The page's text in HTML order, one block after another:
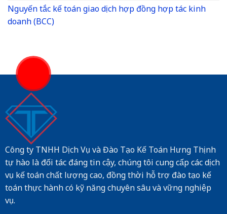
Nguyến tắc kế toán giao dịch hợp đồng hợp tác kinh
doanh (BCC)
Công ty TNHH Dịch Vụ và Đào Tạo Kế Toán Hưng Thịnh
tự hào là đối tác đáng tin cậy, chúng tôi cung cấp các dịch
vụ kế toán chất lượng cao, đồng thời hỗ trợ đào tạo kế
toán thực hành có kỹ năng chuyên sâu và vững nghiệp
vụ.